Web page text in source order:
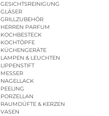
GESICHTSREINIGUNG
GLÄSER
GRILLZUBEHÖR
HERREN PARFUM
KOCHBESTECK
KOCHTÖPFE
KÜCHENGERÄTE
LAMPEN & LEUCHTEN
LIPPENSTIFT
MESSER
NAGELLACK
PEELING
PORZELLAN
RAUMDÜFTE & KERZEN
VASEN